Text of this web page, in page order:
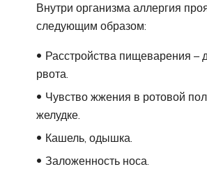
Внутри организма аллергия
следующим образом:
Расстройства пищеварения –
рвота.
Чувство жжения в ротовой
желудке.
Кашель, одышка.
Заложенность носа.